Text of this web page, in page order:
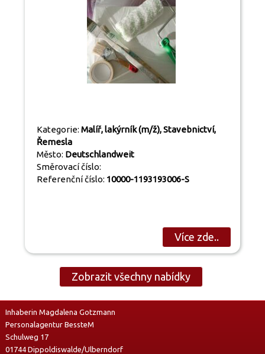
Kategorie:Malíř, lakýrník (m/ž), Stavebnictví,
Řemesla
Město: Deutschlandweit
Směrovací číslo:
Referenční číslo: 10000-1193193006-S
Více zde..
Zobrazit všechny nabídky
Inhaberin Magdalena Gotzmann
Personalagentur BessteM
Schulweg 17
01744 Dippoldiswalde/Ulberndorf